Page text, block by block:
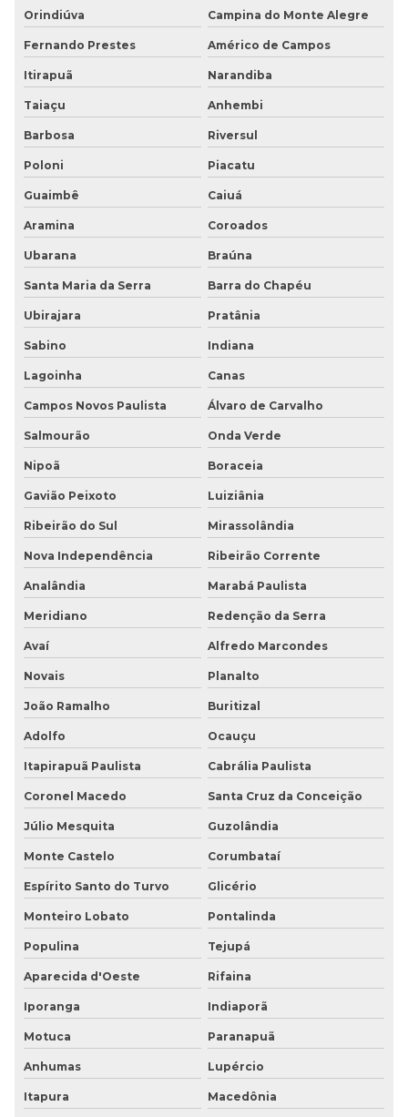
Orindiúva Campina do Monte Alegre
Fernando Prestes Américo de Campos
Itirapuã Narandiba
Taiaçu Anhembi
Barbosa Riversul
Poloni Piacatu
Guaimbê Caiuá
Aramina Coroados
Ubarana Braúna
Santa Maria da Serra Barra do Chapéu
Ubirajara Pratânia
Sabino Indiana
Lagoinha Canas
Campos Novos Paulista Álvaro de Carvalho
Salmourão Onda Verde
Nipoã Boraceia
Gavião Peixoto Luiziânia
Ribeirão do Sul Mirassolândia
Nova Independência Ribeirão Corrente
Analândia Marabá Paulista
Meridiano Redenção da Serra
Avaí Alfredo Marcondes
Novais Planalto
João Ramalho Buritizal
Adolfo Ocauçu
Itapirapuã Paulista Cabrália Paulista
Coronel Macedo Santa Cruz da Conceição
Júlio Mesquita Guzolândia
Monte Castelo Corumbataí
Espírito Santo do Turvo Glicério
Monteiro Lobato Pontalinda
Populina Tejupá
Aparecida d'Oeste Rifaina
Iporanga Indiaporã
Motuca Paranapuã
Anhumas Lupércio
Itapura Macedônia